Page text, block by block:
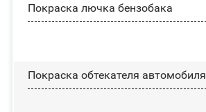
Покраска лючка бензобака
Покраска обтекателя автомобиля